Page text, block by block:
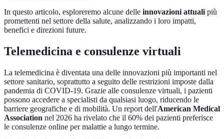
In questo articolo, esploreremo alcune delle innovazioni attuali più
promettenti nel settore della salute, analizzando i loro impatti,
benefici e direzioni future.
Telemedicina e consulenze virtuali
La telemedicina è diventata una delle innovazioni più importanti nel
settore sanitario, soprattutto a seguito delle restrizioni imposte dalla
pandemia di COVID-19. Grazie alle consulenze virtuali, i pazienti
possono accedere a specialisti da qualsiasi luogo, riducendo le
barriere geografiche e di mobilità. Un report dell'American Medical
Association nel 2026 ha rivelato che il 60% dei pazienti preferisce
le consulenze online per malattie a lungo termine.